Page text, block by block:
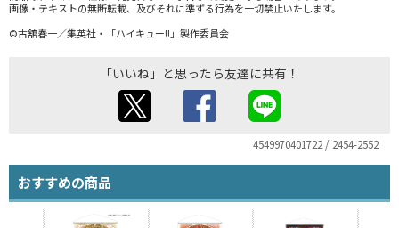
画像・テキストの無断転載、及びそれに準ずる行為を一切禁止いたします。
©古舘春一／集英社・「ハイキュー!!」製作委員会
「いいね」と思ったら友達に共有！
4549970401722 / 2454-2552
おすすめの商品